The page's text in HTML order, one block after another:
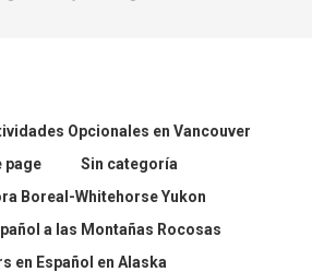
Opcionales en Vancouver
page
Sin categoría
Boreal-Whitehorse Yukon
a las Montañas Rocosas
en Español en Alaska